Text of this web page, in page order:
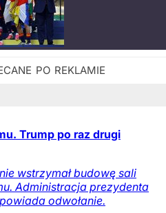
Trump po raz drugi
wstrzymał budowę sali
Administracja prezydenta
odwołanie.